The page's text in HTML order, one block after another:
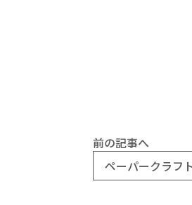
前の記事へ
ペーパークラフ